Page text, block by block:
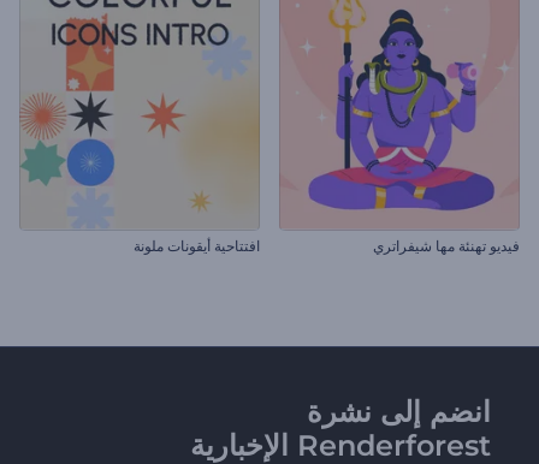
فيديو تهنئة مها شيفراتري افتتاحية أيقونات ملونة
انضم إلى نشرة
Renderforest الإخبارية